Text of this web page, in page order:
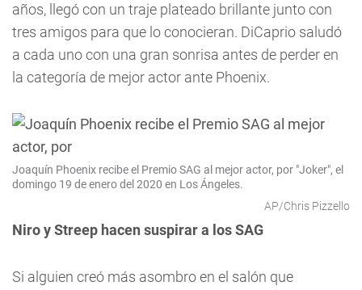
años, llegó con un traje plateado brillante junto con
tres amigos para que lo conocieran. DiCaprio saludó
a cada uno con una gran sonrisa antes de perder en
la categoría de mejor actor ante Phoenix.
Joaquín Phoenix recibe el Premio SAG al mejor actor, por "Joker", el
domingo 19 de enero del 2020 en Los Ángeles.
AP/Chris Pizzello
Niro y Streep hacen suspirar a los SAG
Si alguien creó más asombro en el salón que